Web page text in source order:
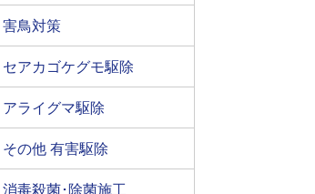
害鳥対策
セアカゴケグモ駆除
アライグマ駆除
その他 有害駆除
消毒殺菌･除菌施工